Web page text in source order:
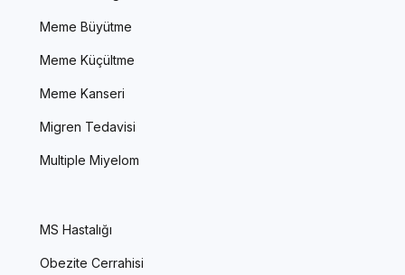
Meme Büyütme
Meme Küçültme
Meme Kanseri
Migren Tedavisi
Multiple Miyelom
MS Hastalığı
Obezite Cerrahisi